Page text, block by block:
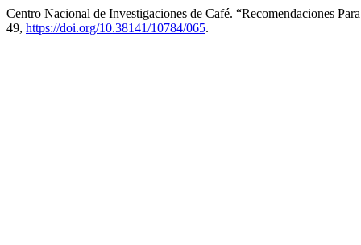
Centro Nacional de Investigaciones de Café. “Recomendaciones
49, https://doi.org/10.38141/10784/065.